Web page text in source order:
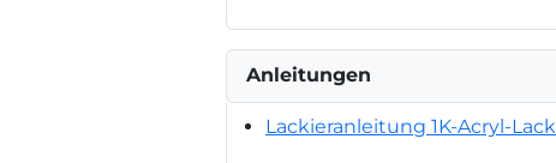
Anleitungen
Lackieranleitung 1K-Acryl-Lack